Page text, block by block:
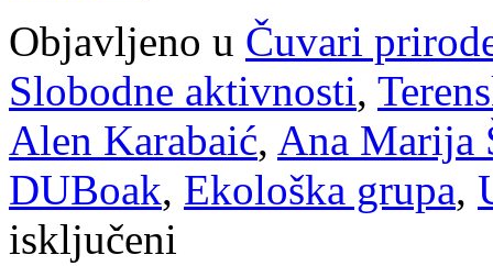
Objavljeno u Čuvari
Slobodne aktivnosti,
Alen Karabaić, Ana Marija
DUBoak, Ekološka grupa,
isključeni